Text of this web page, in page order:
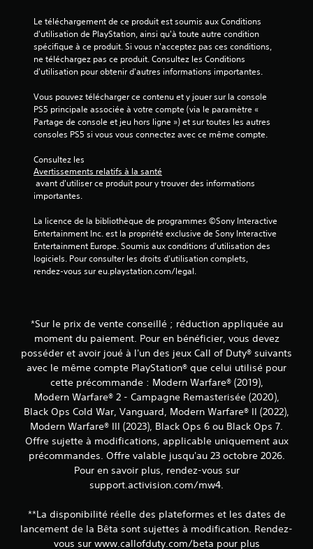
Le téléchargement de ce produit est soumis aux Conditions
d'utilisation de PlayStation, ainsi qu'à toute autre condition
spécifique à ce produit. Si vous n'acceptez pas ces conditions,
ne téléchargez pas ce produit. Consultez les Conditions
d'utilisation pour obtenir d'autres informations importantes.
Vous pouvez télécharger ce contenu et y jouer sur la console
PS5 principale associée à votre compte (via le paramètre «
Partage de console et jeu hors ligne ») et sur toutes les autres
consoles PS5 si vous vous connectez avec ce même compte.
Consultez les
Avertissements relatifs à la santé
importantes.
La licence de la bibliothèque de programmes ©Sony Interactive
Entertainment Inc. est la propriété exclusive de Sony Interactive
Entertainment Europe. Soumis aux conditions d’utilisation des
logiciels. Pour consulter les droits d’utilisation complets,
rendez-vous sur eu.playstation.com/legal.
*Sur le prix de vente conseillé ; réduction appliquée au
moment du paiement. Pour en bénéficier, vous devez
posséder et avoir joué à l'un des jeux Call of Duty® suivants
avec le même compte PlayStation® que celui utilisé pour
cette précommande : Modern Warfare® (2019),
Modern Warfare® 2 - Campagne Remasterisée (2020),
Black Ops Cold War, Vanguard, Modern Warfare® II (2022),
Modern Warfare® III (2023), Black Ops 6 ou Black Ops 7.
Offre sujette à modifications, applicable uniquement aux
précommandes. Offre valable jusqu'au 23 octobre 2026.
Pour en savoir plus, rendez-vous sur
support.activision.com/mw4.
**La disponibilité réelle des plateformes et les dates de
lancement de la Bêta sont sujettes à modification. Rendez-
vous sur www.callofduty.com/beta pour plus